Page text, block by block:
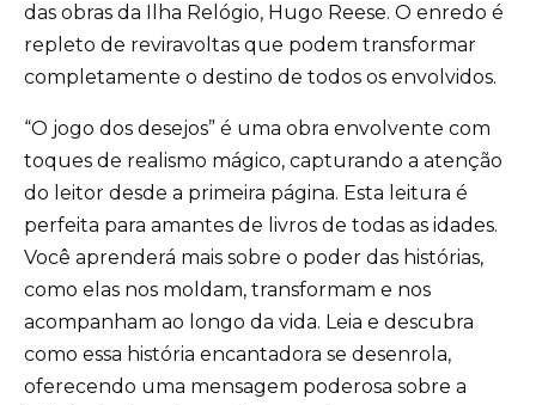
das obras da Ilha Relógio, Hugo Reese. O enredo é
repleto de reviravoltas que podem transformar
completamente o destino de todos os envolvidos.
“O jogo dos desejos” é uma obra envolvente com
toques de realismo mágico, capturando a atenção
do leitor desde a primeira página. Esta leitura é
perfeita para amantes de livros de todas as idades.
Você aprenderá mais sobre o poder das histórias,
como elas nos moldam, transformam e nos
acompanham ao longo da vida. Leia e descubra
como essa história encantadora se desenrola,
oferecendo uma mensagem poderosa sobre a